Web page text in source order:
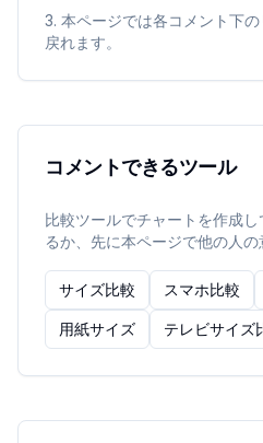
本ページでは各コメント下
戻れます。
コメントできるツール
比較ツールでチャートを作成
るか、先に本ページで他の人の
サイズ比較 スマホ比較
用紙サイズ テレビサイズ